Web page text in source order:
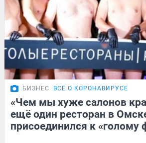
БИЗНЕС ВСЁ О КОРОНАВИРУСЕ
«Чем мы хуже салонов
ещё один ресторан в
присоединился к «голому